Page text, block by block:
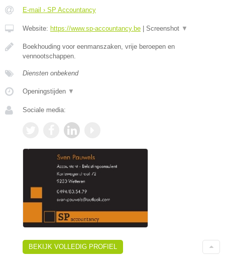
E-mail › SP Accountancy
Website: https://www.sp-accountancy.be Screenshot ▼
Boekhouding voor eenmanszaken, vrije beroepen en
vennootschappen.
Diensten onbekend
Openingstijden ▼
Sociale media:
BEKIJK VOLLEDIG PROFIEL